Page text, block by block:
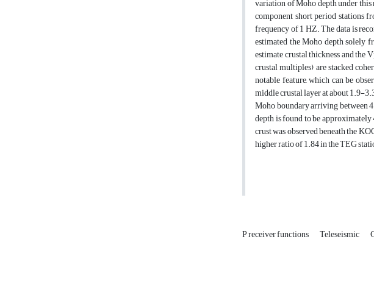
variation of Moho depth under this
component short period stations
frequency of 1 HZ. The data is
estimated the Moho depth solely
estimate crustal thickness and the
crustal multiples) are stacked
notable feature, which can be
middle crustal layer at about 1.9-
Moho boundary arriving between
depth is found to be
crust was observed beneath the
higher ratio of 1.84 in the TEG
P receiver functions Teleseismic